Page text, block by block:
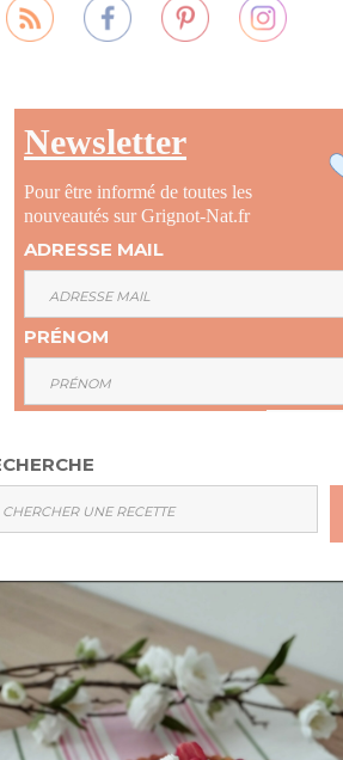
Newsletter
Pour être informé de toutes les
nouveautés sur Grignot-Nat.fr
ADRESSE MAIL
PRÉNOM